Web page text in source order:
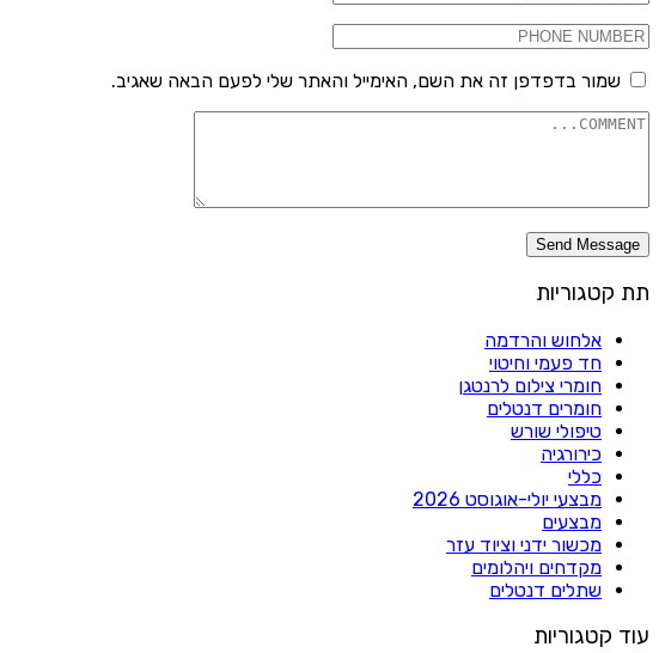
שמור בדפדפן זה את השם, האימייל והאתר שלי לפעם הבאה שאגיב.
תת קטגוריות
אלחוש והרדמה
חד פעמי וחיטוי
חומרי צילום לרנטגן
חומרים דנטלים
טיפולי שורש
כירורגיה
כללי
מבצעי יולי-אוגוסט 2026
מבצעים
מכשור ידני וציוד עזר
מקדחים ויהלומים
שתלים דנטלים
עוד קטגוריות